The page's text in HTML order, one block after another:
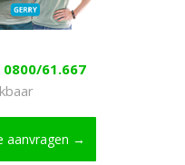
61.667
aanvragen →